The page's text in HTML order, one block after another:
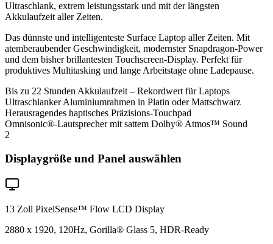
Ultraschlank, extrem leistungsstark und mit der längsten
Akkulaufzeit aller Zeiten.
Das dünnste und intelligenteste Surface Laptop aller Zeiten. Mit
atemberaubender Geschwindigkeit, modernster Snapdragon-Power
und dem bisher brillantesten Touchscreen-Display. Perfekt für
produktives Multitasking und lange Arbeitstage ohne Ladepause.
Bis zu 22 Stunden Akkulaufzeit – Rekordwert für Laptops
Ultraschlanker Aluminiumrahmen in Platin oder Mattschwarz
Herausragendes haptisches Präzisions-Touchpad
Omnisonic®-Lautsprecher mit sattem Dolby® Atmos™ Sound
2
Displaygröße und Panel auswählen
13 Zoll PixelSense™ Flow LCD Display
2880 x 1920, 120Hz, Gorilla® Glass 5, HDR-Ready